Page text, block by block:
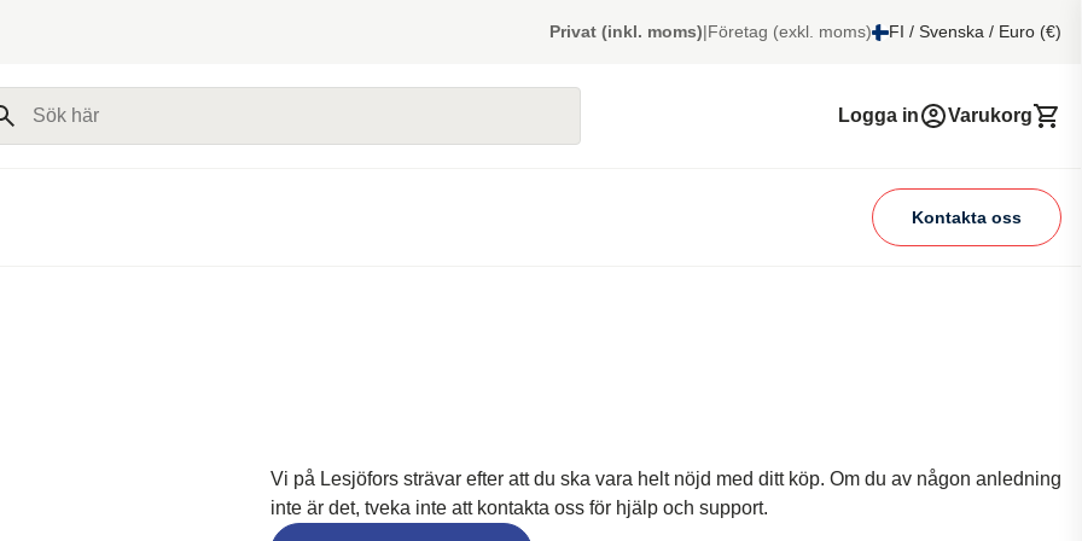
Privat (inkl. moms)|Företag (exkl. moms) FI / Svenska / Euro (€)
här
Logga in
Varukorg
Kontakta oss
Vi på Lesjöfors strävar efter att du ska vara helt nöjd med ditt köp. Om du av någon anledning
inte är det, tveka inte att kontakta oss för hjälp och support.